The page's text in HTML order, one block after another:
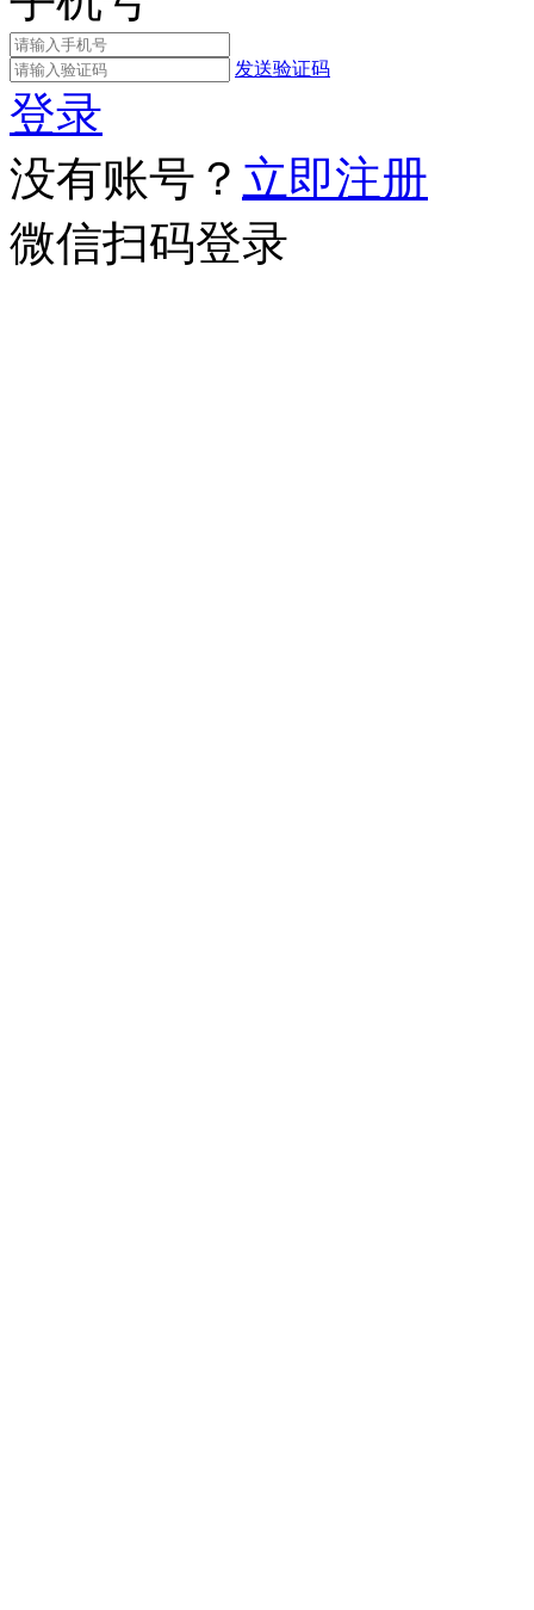
发送验证码
登录
没有账号？ 立即注册
微信扫码登录